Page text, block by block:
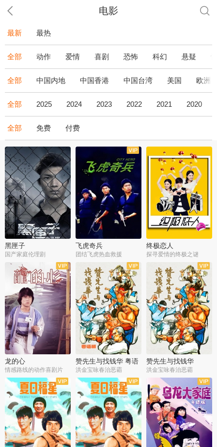
电影
最新 最热
全部 动作 爱情 喜剧 恐怖 科幻 悬疑
全部 中国内地 中国香港 中国台湾 美国 欧洲
全部 2025 2024 2023 2022 2021 2020
全部 免费 付费
黑匣子
国产家庭伦理剧
飞虎奇兵
团结飞虎热血救援
终极恋人
探寻爱情的终极之谜
龙的心
情感路线的动作喜剧片
赞先生与找钱华 粤语
版
洪金宝咏春治恶霸
赞先生与找钱华
洪金宝咏春治恶霸